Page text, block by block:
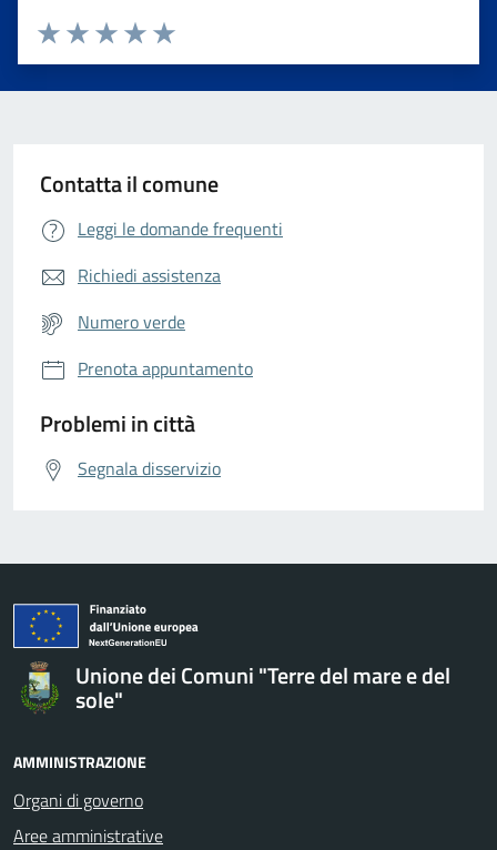
Valuta da 1 a 5 stelle la pagina
Valuta 5 stelle su 5
Valuta 4 stelle su 5
Valuta 3 stelle su 5
Valuta 2 stelle su 5
Valuta 1 stelle su 5
Contatta il comune
Leggi le domande frequenti
Richiedi assistenza
Numero verde
Prenota appuntamento
Problemi in città
Segnala disservizio
Unione dei Comuni "Terre del mare e del
sole"
AMMINISTRAZIONE
Organi di governo
Aree amministrative